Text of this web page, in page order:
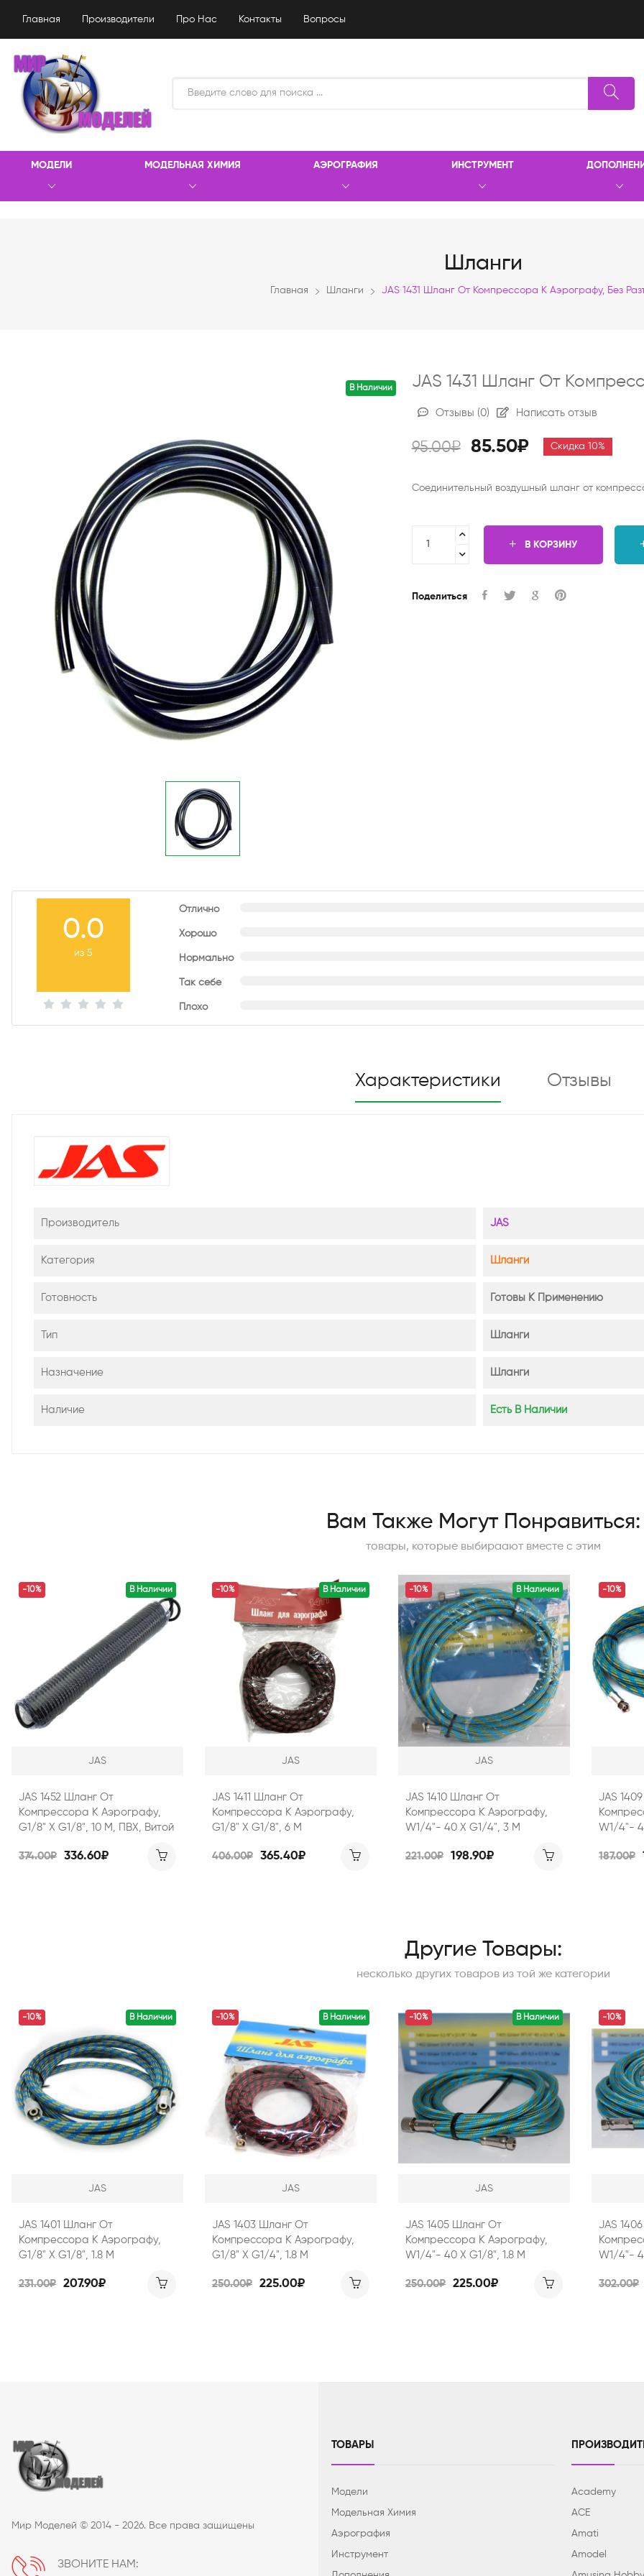
Главная Производители Про Нас Контакты Вопросы
МОДЕЛИ МОДЕЛЬНАЯ ХИМИЯ АЭРОГРАФИЯ ИНСТРУМЕНТ
Шланги
Главная Шланги JAS 1431 Шланг От Компрессора К Аэрографу, Без
В Наличии JAS 1431 Шланг От
Отзывы (0) Написать отзыв
95.00₽ 85.50₽ Скидка 10%
Соединительный воздушный шланг от
В КОРЗИНУ
Поделиться
0.0
из 5
Отлично
Хорошо
Нормально
Так себе
Плохо
Характеристики Отзывы
Производитель JAS
Категория Шланги
Готовность Готовы К Применению
Тип Шланги
Назначение Шланги
Наличие Есть В Наличии
Вам Также Могут Понравиться:
товары, которые выбираают вместе с этим
В Наличии
-10%
JAS
JAS 1452 Шланг От
Компрессора К Аэрографу,
G1/8" Х G1/8", 10 М, ПВХ, Витой
374.00₽ 336.60₽
В Наличии
-10%
JAS
JAS 1411 Шланг От
Компрессора К Аэрографу,
G1/8" Х G1/8", 6 М
406.00₽ 365.40₽
В Наличии
-10%
JAS
JAS 1410 Шланг От
Компрессора К Аэрографу,
W1/4"- 40 Х G1/4", 3 М
221.00₽ 198.90₽
-10%
JAS
W1/4"-
187.00₽
Другие Товары:
несколько других товаров из той же категории
В Наличии
-10%
JAS
JAS 1401 Шланг От
Компрессора К Аэрографу,
G1/8" Х G1/8", 1.8 М
231.00₽ 207.90₽
В Наличии
-10%
JAS
JAS 1403 Шланг От
Компрессора К Аэрографу,
G1/8" Х G1/4", 1.8 М
250.00₽ 225.00₽
В Наличии
-10%
JAS
JAS 1405 Шланг От
Компрессора К Аэрографу,
W1/4"- 40 Х G1/8", 1.8 М
250.00₽ 225.00₽
-10%
JAS
W1/4"-
302.00₽
Мир Моделей © 2014 - 2026. Все права защищены
ЗВОНИТЕ НАМ:
ТОВАРЫ
Модели
Модельная Химия
Аэрография
Инструмент
Academy
ACE
Amati
Amodel